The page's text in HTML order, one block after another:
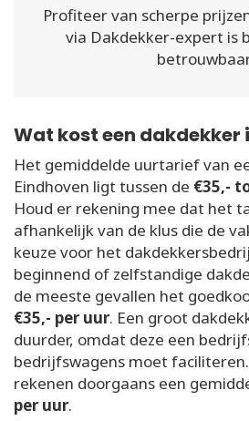
Profiteer van scherpe
via Dakdekker-expert is
Wat kost een dakdekker
Het gemiddelde uurtarief van
Eindhoven ligt tussen de €35,-
Houd er rekening mee dat het
afhankelijk van de klus die de
keuze voor het
beginnend of zelfstandige
de meeste gevallen het
€35,- per uur. Een groot
duurder, omdat deze een
bedrijfswagens moet
rekenen doorgaans een
per uur.